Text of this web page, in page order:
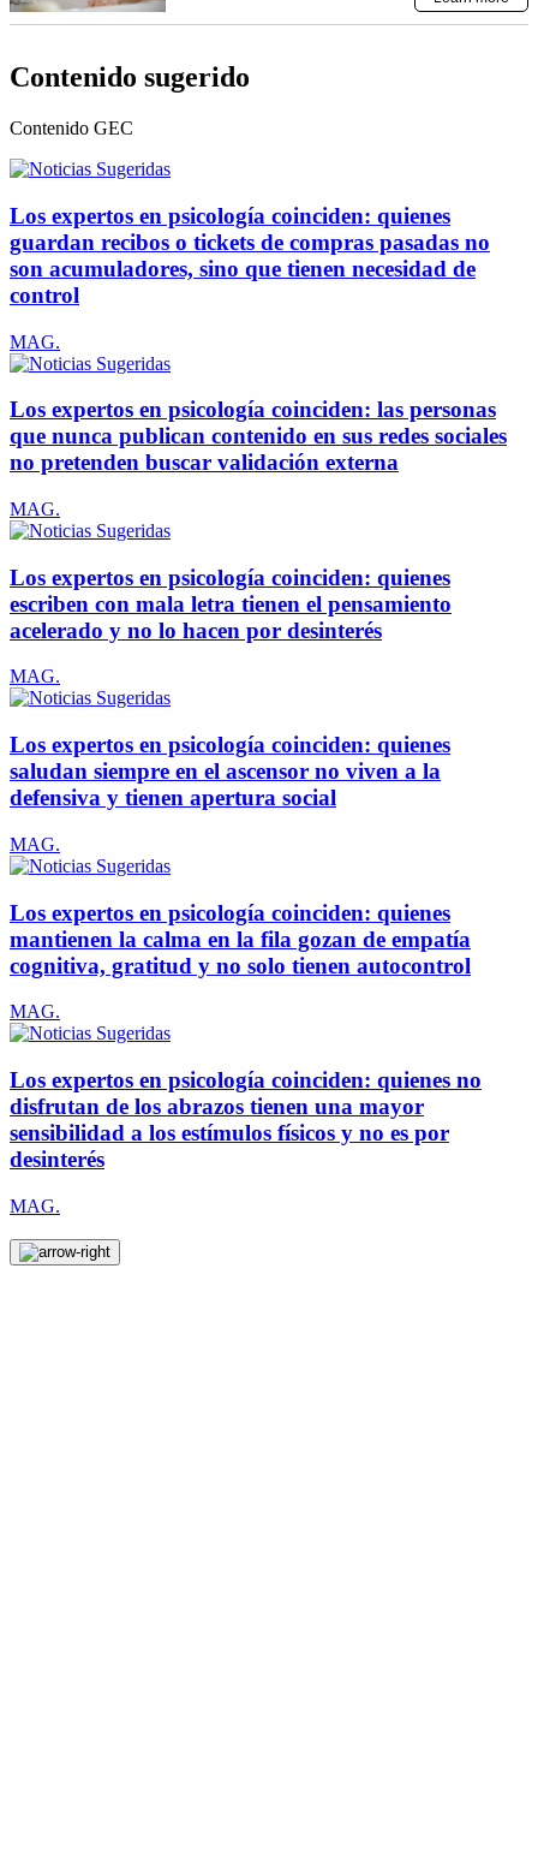
Contenido sugerido
Contenido GEC
Los expertos en psicología coinciden: quienes
guardan recibos o tickets de compras pasadas no
son acumuladores, sino que tienen necesidad de
control
MAG.
Los expertos en psicología coinciden: las personas
que nunca publican contenido en sus redes sociales
no pretenden buscar validación externa
MAG.
Los expertos en psicología coinciden: quienes
escriben con mala letra tienen el pensamiento
acelerado y no lo hacen por desinterés
MAG.
Los expertos en psicología coinciden: quienes
saludan siempre en el ascensor no viven a la
defensiva y tienen apertura social
MAG.
Los expertos en psicología coinciden: quienes
mantienen la calma en la fila gozan de empatía
cognitiva, gratitud y no solo tienen autocontrol
MAG.
Los expertos en psicología coinciden: quienes no
disfrutan de los abrazos tienen una mayor
sensibilidad a los estímulos físicos y no es por
desinterés
MAG.